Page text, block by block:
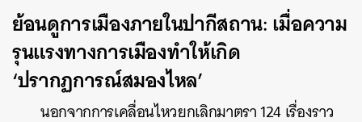
ย้อนดูการเมืองภายในปากีสถาน: เมื่อความ
รุนแรงทางการเมืองทำให้เกิด
‘ปรากฏการณ์สมองไหล’
นอกจากการเคลื่อนไหวยกเลิกมาตรา 124 เรื่องราว